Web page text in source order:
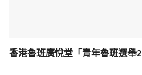
香港魯班廣悅堂「青年魯班選舉